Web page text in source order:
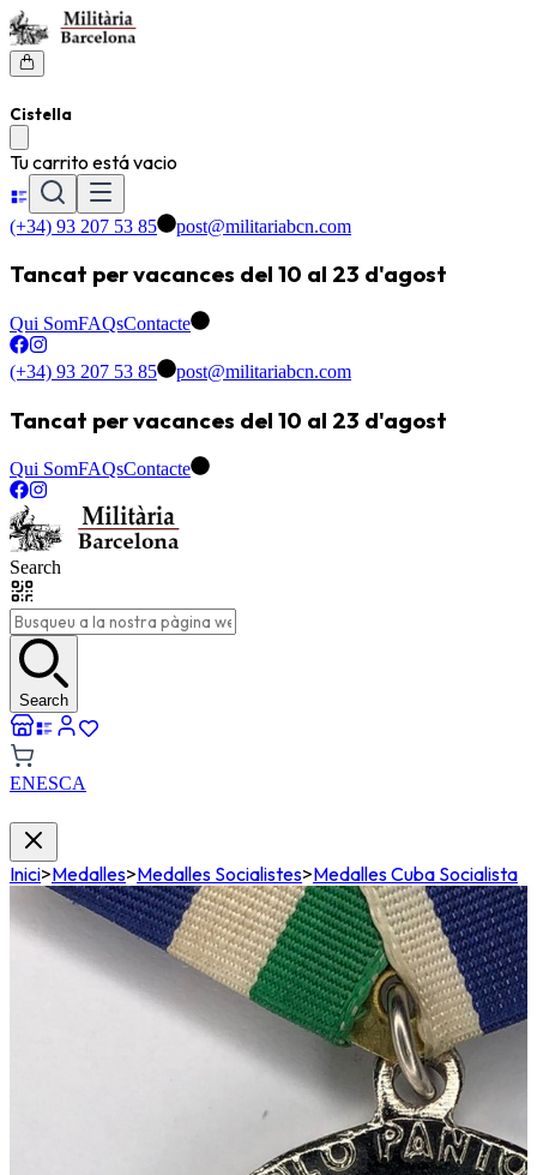
Cistella
Tu carrito está vacio
(+34) 93 207 53 85 post@militariabcn.com
Tancat per vacances del 10 al 23 d'agost
Qui SomFAQsContacte
(+34) 93 207 53 85 post@militariabcn.com
Tancat per vacances del 10 al 23 d'agost
Qui SomFAQsContacte
Search
Search
ENESCA
Inici>Medalles>Medalles Socialistes>Medalles Cuba Socialista